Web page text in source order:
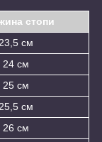
стопи
23,5 см
24 см
25 см
25,5 см
26 см